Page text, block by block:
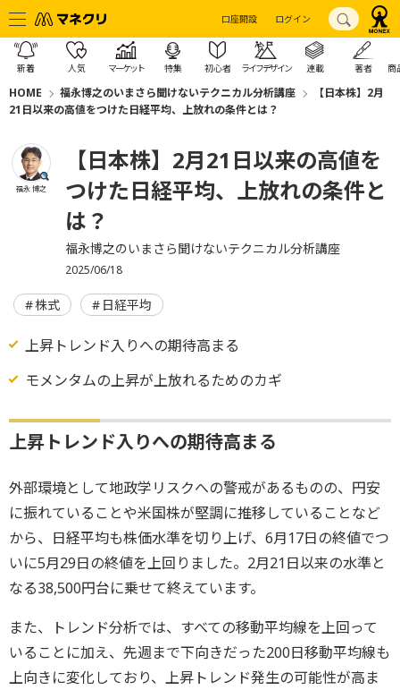
口座開設 ログイン
新着 人気 マーケット 特集 初心者 ライフデザイン 連載 著者 商
HOME 福永博之のいまさら聞けないテクニカル分析講座
【日本株】2月
21日以来の高値をつけた日経平均、上放れの条件とは？
福永 博之
【日本株】2月21日以来の高値を
つけた日経平均、上放れの条件と
は？
福永博之のいまさら聞けないテクニカル分析講座
2025/06/18
株式 日経平均
上昇トレンド入りへの期待高まる
モメンタムの上昇が上放れるためのカギ
上昇トレンド入りへの期待高まる
外部環境として地政学リスクへの警戒があるものの、円安
に振れていることや米国株が堅調に推移していることなど
から、日経平均も株価水準を切り上げ、6月17日の終値でつ
いに5月29日の終値を上回りました。2月21日以来の水準と
なる38,500円台に乗せて終えています。
また、トレンド分析では、すべての移動平均線を上回って
いることに加え、先週まで下向きだった200日移動平均線も
上向きに変化しており、上昇トレンド発生の可能性が高ま